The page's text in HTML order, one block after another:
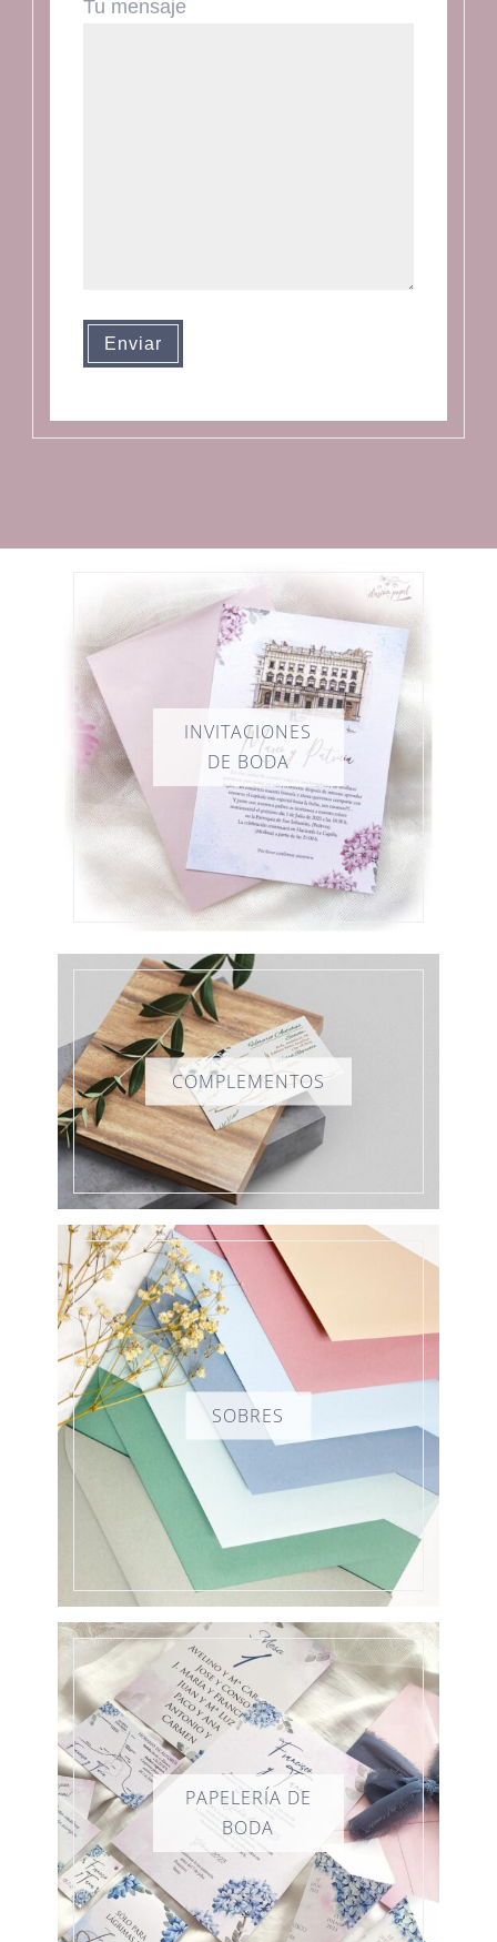
Tu mensaje
Enviar